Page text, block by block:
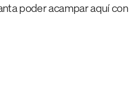
poder acampar aquí con